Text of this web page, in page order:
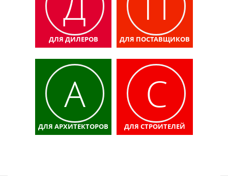
ДЛЯ ДИЛЕРОВ ДЛЯ ПОСТАВЩИКОВ
ДЛЯ АРХИТЕКТОРОВ
А
ДЛЯ СТРОИТЕЛЕЙ
С